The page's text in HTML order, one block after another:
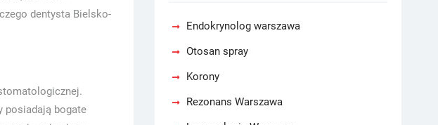
dentysta Bielsko-
posiadają bogate
Endokrynolog warszawa
Otosan spray
Korony
Rezonans Warszawa